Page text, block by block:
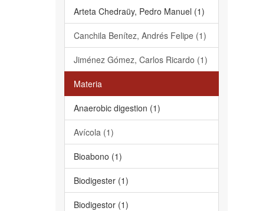
Arteta Chedraüy, Pedro Manuel (1)
Canchila Benítez, Andrés Felipe (1)
Jiménez Gómez, Carlos Ricardo (1)
Materia
Anaerobic digestion (1)
Avícola (1)
Bioabono (1)
Biodigester (1)
Biodigestor (1)